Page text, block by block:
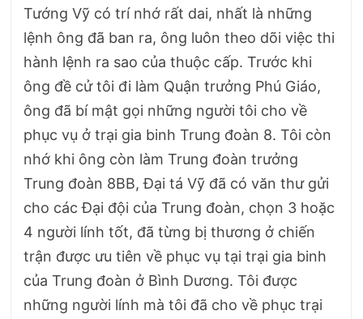
Tướng Vỹ có trí nhớ rất dai, nhất là những
lệnh ông đã ban ra, ông luôn theo dõi việc thi
hành lệnh ra sao của thuộc cấp. Trước khi
ông đề cử tôi đi làm Quận trưởng Phú Giáo,
ông đã bí mật gọi những người tôi cho về
phục vụ ở trại gia binh Trung đoàn 8. Tôi còn
nhớ khi ông còn làm Trung đoàn trưởng
Trung đoàn 8BB, Đại tá Vỹ đã có văn thư gửi
cho các Đại đội của Trung đoàn, chọn 3 hoặc
4 người lính tốt, đã từng bị thương ở chiến
trận được ưu tiên về phục vụ tại trại gia binh
của Trung đoàn ở Bình Dương. Tôi được
những người lính mà tôi đã cho về phục trại